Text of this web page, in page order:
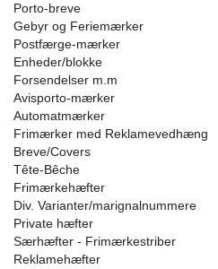
Porto-breve
Gebyr og Feriemærker
Postfærge-mærker
Enheder/blokke
Forsendelser m.m
Avisporto-mærker
Automatmærker
Frimærker med Reklamevedhæng
Breve/Covers
Tête-Bêche
Frimærkehæfter
Div. Varianter/marignalnummere
Private hæfter
Særhæfter - Frimærkestriber
Reklamehæfter